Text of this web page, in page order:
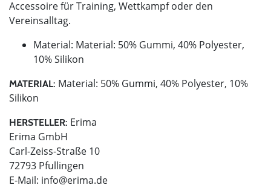
Accessoire für Training, Wettkampf oder den
Vereinsalltag.
Material: Material: 50% Gummi, 40% Polyester,
10% Silikon
MATERIAL: Material: 50% Gummi, 40% Polyester, 10%
Silikon
HERSTELLER: Erima
Erima GmbH
Carl-Zeiss-Straße 10
72793 Pfullingen
E-Mail: info@erima.de